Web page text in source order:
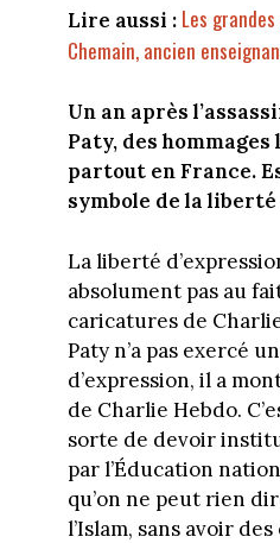
Lire aussi : Les
Chemain, ancien
Un an après
Paty, des
partout en France.
symbole de la liberté
La liberté
absolument pas au
caricatures de
Paty n’a pas exercé
d’expression, il a
de Charlie Hebdo.
sorte de devoir
par l’Éducation
qu’on ne peut rien
l’Islam, sans avoir